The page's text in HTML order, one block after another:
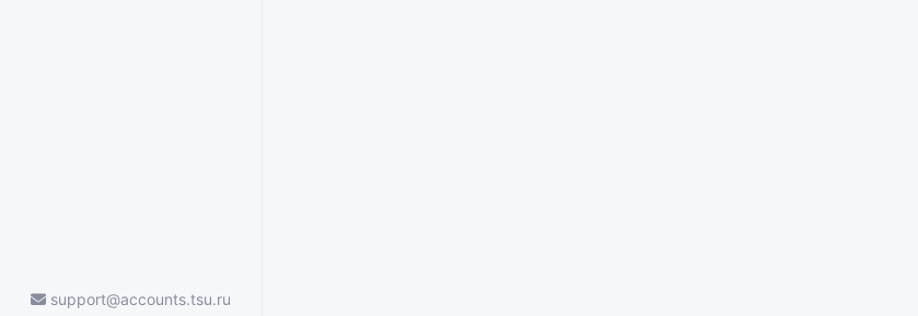
support@accounts.tsu.ru